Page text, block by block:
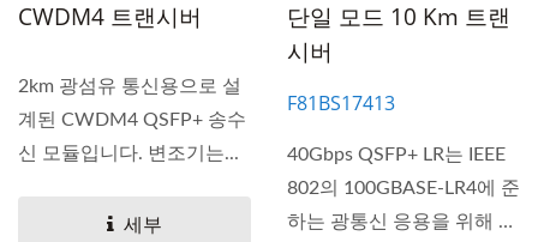
CWDM4 트랜시버
2km 광섬유 통신용으로 설
계된 CWDM4 QSFP+ 송수
신 모듈입니다. 변조기는...
세부
단일 모드 10 Km 트랜
시버
F81BS17413
40Gbps QSFP+ LR는 IEEE
802의 100GBASE-LR4에 준
하는 광통신 응용을 위해 설